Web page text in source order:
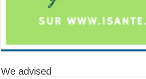
We advised